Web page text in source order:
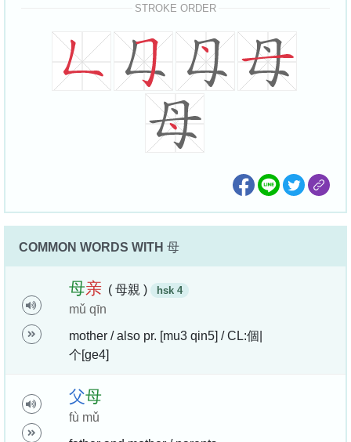
STROKE ORDER
COMMON WORDS WITH 母
母亲 ( 母親 ) hsk 4
mǔ qīn
mother / also pr. [mu3 qin5] / CL:個|
个[ge4]
父母
fù mǔ